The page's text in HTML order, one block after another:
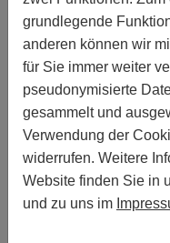
13. MAI 2021
MELDUNGEN |
BENIN: NACH
TRANS-
IHRE
13. MAI 2021
MELDUNGEN |
IRAN: MORD AN
MANN
grundlegende
anderen können wir
für Sie immer weiter
pseudonymisierte
gesammelt und
Verwendung der
widerrufen. Weitere
Website finden Sie in
und zu uns im